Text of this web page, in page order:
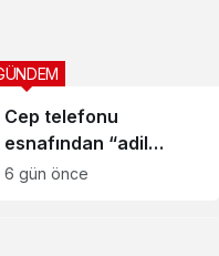
Cep telefonu
esnafından “adil
finansman” çağrısı
6 gün önce